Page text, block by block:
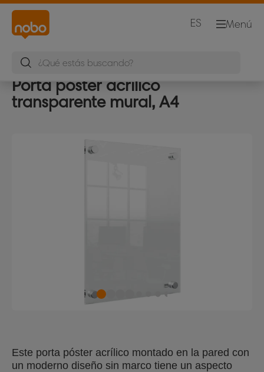
Menú
ES
Porta póster acrílico
transparente mural, A4
Este porta póster acrílico montado en la pared con
un moderno diseño sin marco tiene un aspecto